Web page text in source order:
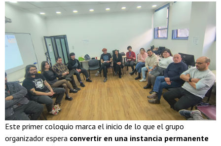
Este primer coloquio marca el inicio de lo que el grupo
organizador espera convertir en una instancia permanente